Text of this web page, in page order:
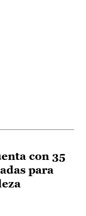
con 35
para